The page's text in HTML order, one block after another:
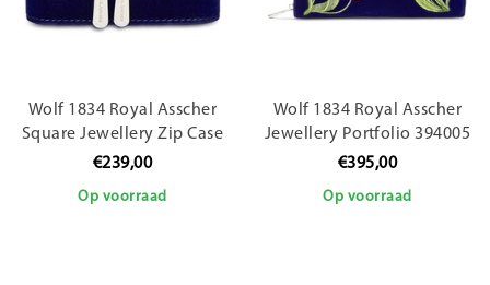
Wolf 1834 Royal Asscher
Square Jewellery Zip Case
394003
€239,00
Op voorraad
Wolf 1834 Royal Asscher
Jewellery Portfolio 394005
€395,00
Op voorraad